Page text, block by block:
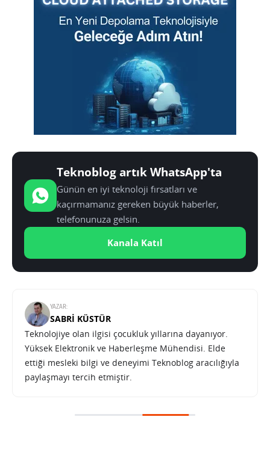
Teknoblog artık WhatsApp'ta
Günün en iyi teknoloji fırsatları ve
kaçırmamanız gereken büyük haberler,
telefonunuza gelsin.
Kanala Katıl
YAZAR:
SABRI KÜSTÜR
Teknolojiye olan ilgisi çocukluk yıllarına dayanıyor.
Yüksek Elektronik ve Haberleşme Mühendisi. Elde
ettiği mesleki bilgi ve deneyimi Teknoblog aracılığıyla
paylaşmayı tercih etmiştir.